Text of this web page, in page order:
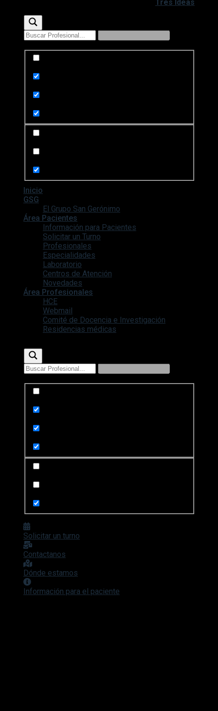
Tres Ideas
Inicio
GSG
El Grupo San Gerónimo
Área Pacientes
Información para Pacientes
Solicitar un Turno
Profesionales
Especialidades
Laboratorio
Centros de Atención
Novedades
Área Profesionales
HCE
Webmail
Comité de Docencia e Investigación
Residencias médicas
Solicitar un turno
Contactanos
Dónde estamos
Información para el paciente